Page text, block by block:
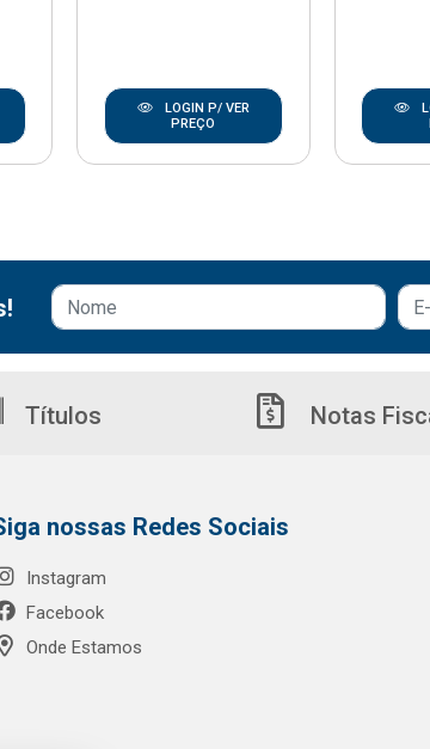
LOGIN P/ VER
PREÇO
Títulos Notas
nossas Redes Sociais
Instagram
Facebook
Onde Estamos